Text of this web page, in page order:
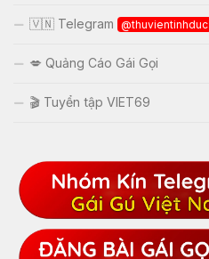
🇻🇳 Telegram @thuvientinhduc
💋 Quảng Cáo Gái Gọi
🎬 Tuyển tập VIET69